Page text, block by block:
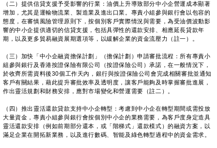
（二）提供信貸支援予受影響的行業：油價上升導致部分中小企營運成本顯著
增加，尤其是運輸物流業、製造業及進出口業。專責小組參與銀行會以包容的
態度，在審慎風險管理原則下，按個別客戶實際情況與需要，為受油價波動影
響的中小企提供適切的信貸支援，包括具彈性的還款安排、相應延長貸款年
期，以及更多貿易融資展期選項等，以緩解企業的資金流壓力（註一）。
（三）加快「中小企融資擔保計劃」（擔保計劃）申請審批流程：所有專責小
組參與銀行及香港按證保險有限公司（按證保險公司）承諾，在一般情況下，
於收齊所需資料後30個工作天內，銀行與按證保險公司會完成相關審批並通知
客戶有關結果，藉此提升審批效率及透明度，讓客戶能夠及時掌握審批進展，
作出靈活規劃和財務安排，應對市場變化和營運需要（註二）。
（四）推出靈活還款貸款支持中小企轉型：考慮到中小企在轉型期間或需投放
大量資金，專責小組參與銀行會按個別中小企的業務需要，為客戶度身定造具
靈活還款安排（例如前期部分還本，或「階梯式」還款模式）的融資方案，以
滿足企業在開拓新業務，以及進行數碼、智能及綠色轉型過程中的資金需求。